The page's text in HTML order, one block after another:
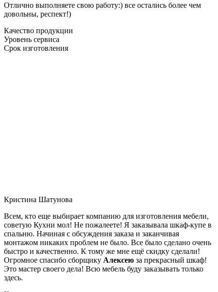
Отлично выполняете свою работу:) все остались более чем
довольны, респект!)
Качество продукции
Уровень сервиса
Срок изготовления
Кристина Шатунова
Всем, кто еще выбирает компанию для изготовления мебели,
советую Кухни мол! Не пожалеете! Я заказывала шкаф-купе в
спальню. Начиная с обсуждения заказа и заканчивая
монтажом никаких проблем не было. Все было сделано очень
быстро и качественно. К тому же мне ещё скидку сделали!
Огромное спасибо сборщику Алексею за прекрасный шкаф!
Это мастер своего дела! Всю мебель буду заказывать только
здесь.